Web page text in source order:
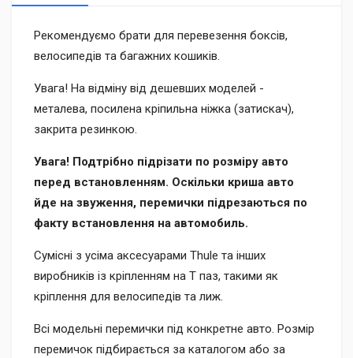
Рекомендуємо брати для перевезення боксів,
велосипедів та багажних кошиків.
Увага! На відміну від дешевших моделей -
металева, посилена кріпильна ніжка (затискач),
закрита резинкою.
Увага! Подтрібно підрізати по розміру авто
перед встановленням. Оскільки криша авто
йде на звуження, перемички підрезаються по
факту встановлення на автомобиль.
Сумісні з усіма аксесуарами Thule та інших
виробників із кріпленням на T паз, такими як
кріплення для велосипедів та лиж.
Всі модельні перемички під конкретне авто. Розмір
перемичок підбирається за каталогом або за